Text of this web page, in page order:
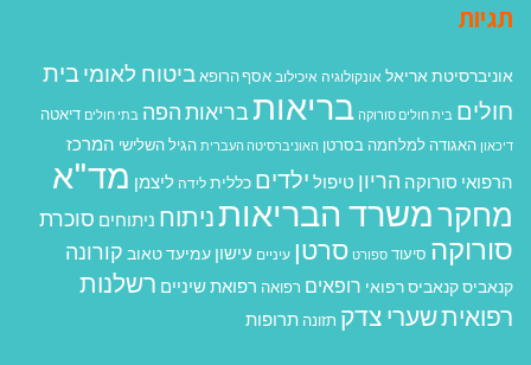
תגיות
אוניברסיטת אריאל אונקולוגיה איכילוב אסף הרופא ביטוח לאומיבית
חולים בית חולים סורוקה בריאותבריאות הפה בתי חולים דיאטה
דיכאון האגודה למלחמה בסרטן האוניברסיטה העברית הגיל השלישי המרכז
הרפואי סורוקה הריון טיפול ילדים כללית לידה ליצמן מד"א
מחקרמשרד הבריאותניתוח ניתוחים סוכרת
סורוקה סיעוד ספורט סרטן עיניים עישון עמיעד טאוב קורונה
קנאביסקנאביס רפואי רופאים רפואה רפואת שיניים רשלנות
רפואיתשערי צדק תזונה תרופות